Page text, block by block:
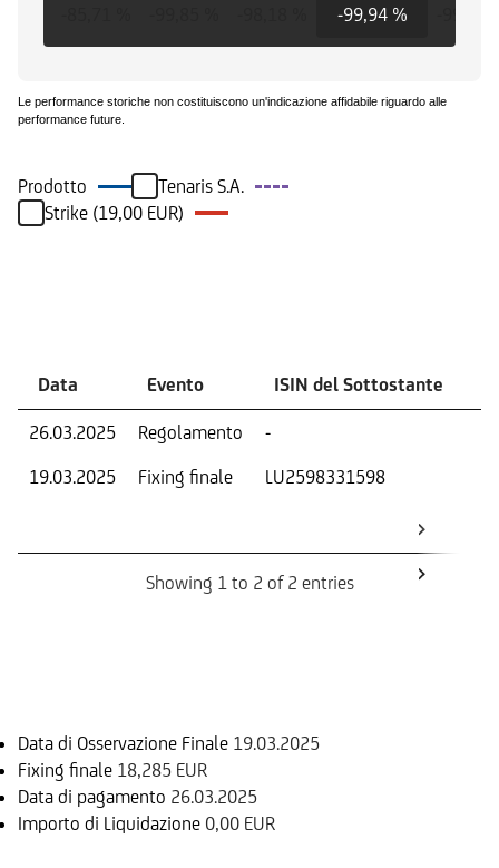
-99,94 %
Le performance storiche non costituiscono un'indicazione affidabile riguardo alle
performance future.
Prodotto
Tenaris S.A.
Strike (19,00 EUR)
Data Evento ISIN del Sottostante
26.03.2025 Regolamento -
19.03.2025
Fixing finale LU2598331598
Showing 1 to 2 of 2 entries
Data di Osservazione Finale 19.03.2025
Fixing finale 18,285 EUR
Data di pagamento 26.03.2025
Importo di Liquidazione 0,00 EUR